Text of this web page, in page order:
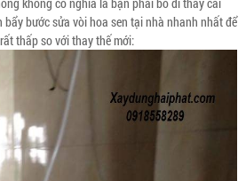
bước sửa vòi hoa sen tại nhà nhanh nhất để
thấp so với thay thế mới: